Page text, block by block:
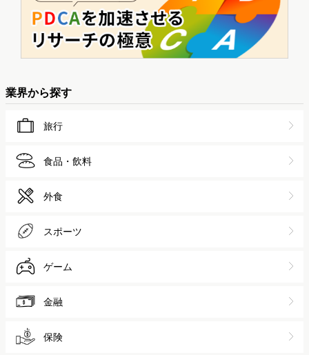
業界から探す
旅行
食品・飲料
外食
スポーツ
ゲーム
金融
保険